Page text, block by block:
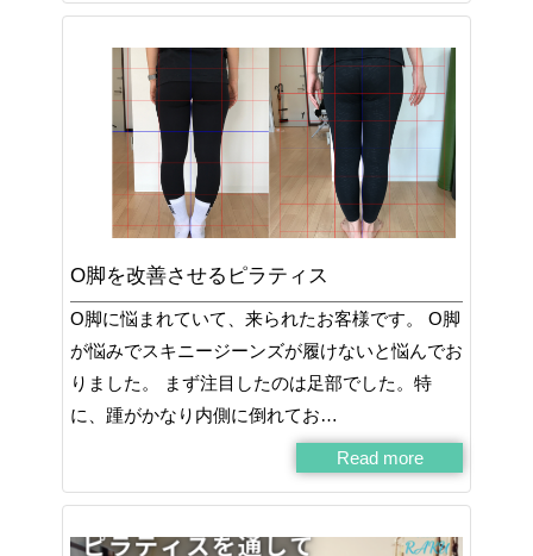
O脚を改善させるピラティス
O脚に悩まれていて、来られたお客様です。 O脚
が悩みでスキニージーンズが履けないと悩んでお
りました。 まず注目したのは足部でした。特
に、踵がかなり内側に倒れてお…
Read more